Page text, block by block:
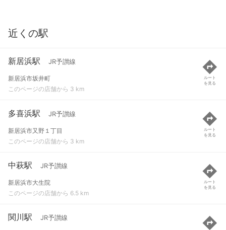
近くの駅
新居浜駅 JR予讃線
新居浜市坂井町
このページの店舗から 3 km
ルート
を見る
多喜浜駅 JR予讃線
新居浜市又野１丁目
このページの店舗から 3 km
ルート
を見る
中萩駅 JR予讃線
新居浜市大生院
このページの店舗から 6.5 km
ルート
を見る
関川駅 JR予讃線